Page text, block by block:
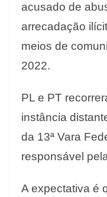
acusado de
arrecadação
meios de
2022.
PL e PT
instância
da 13ª Vara
responsável
A expectativa é